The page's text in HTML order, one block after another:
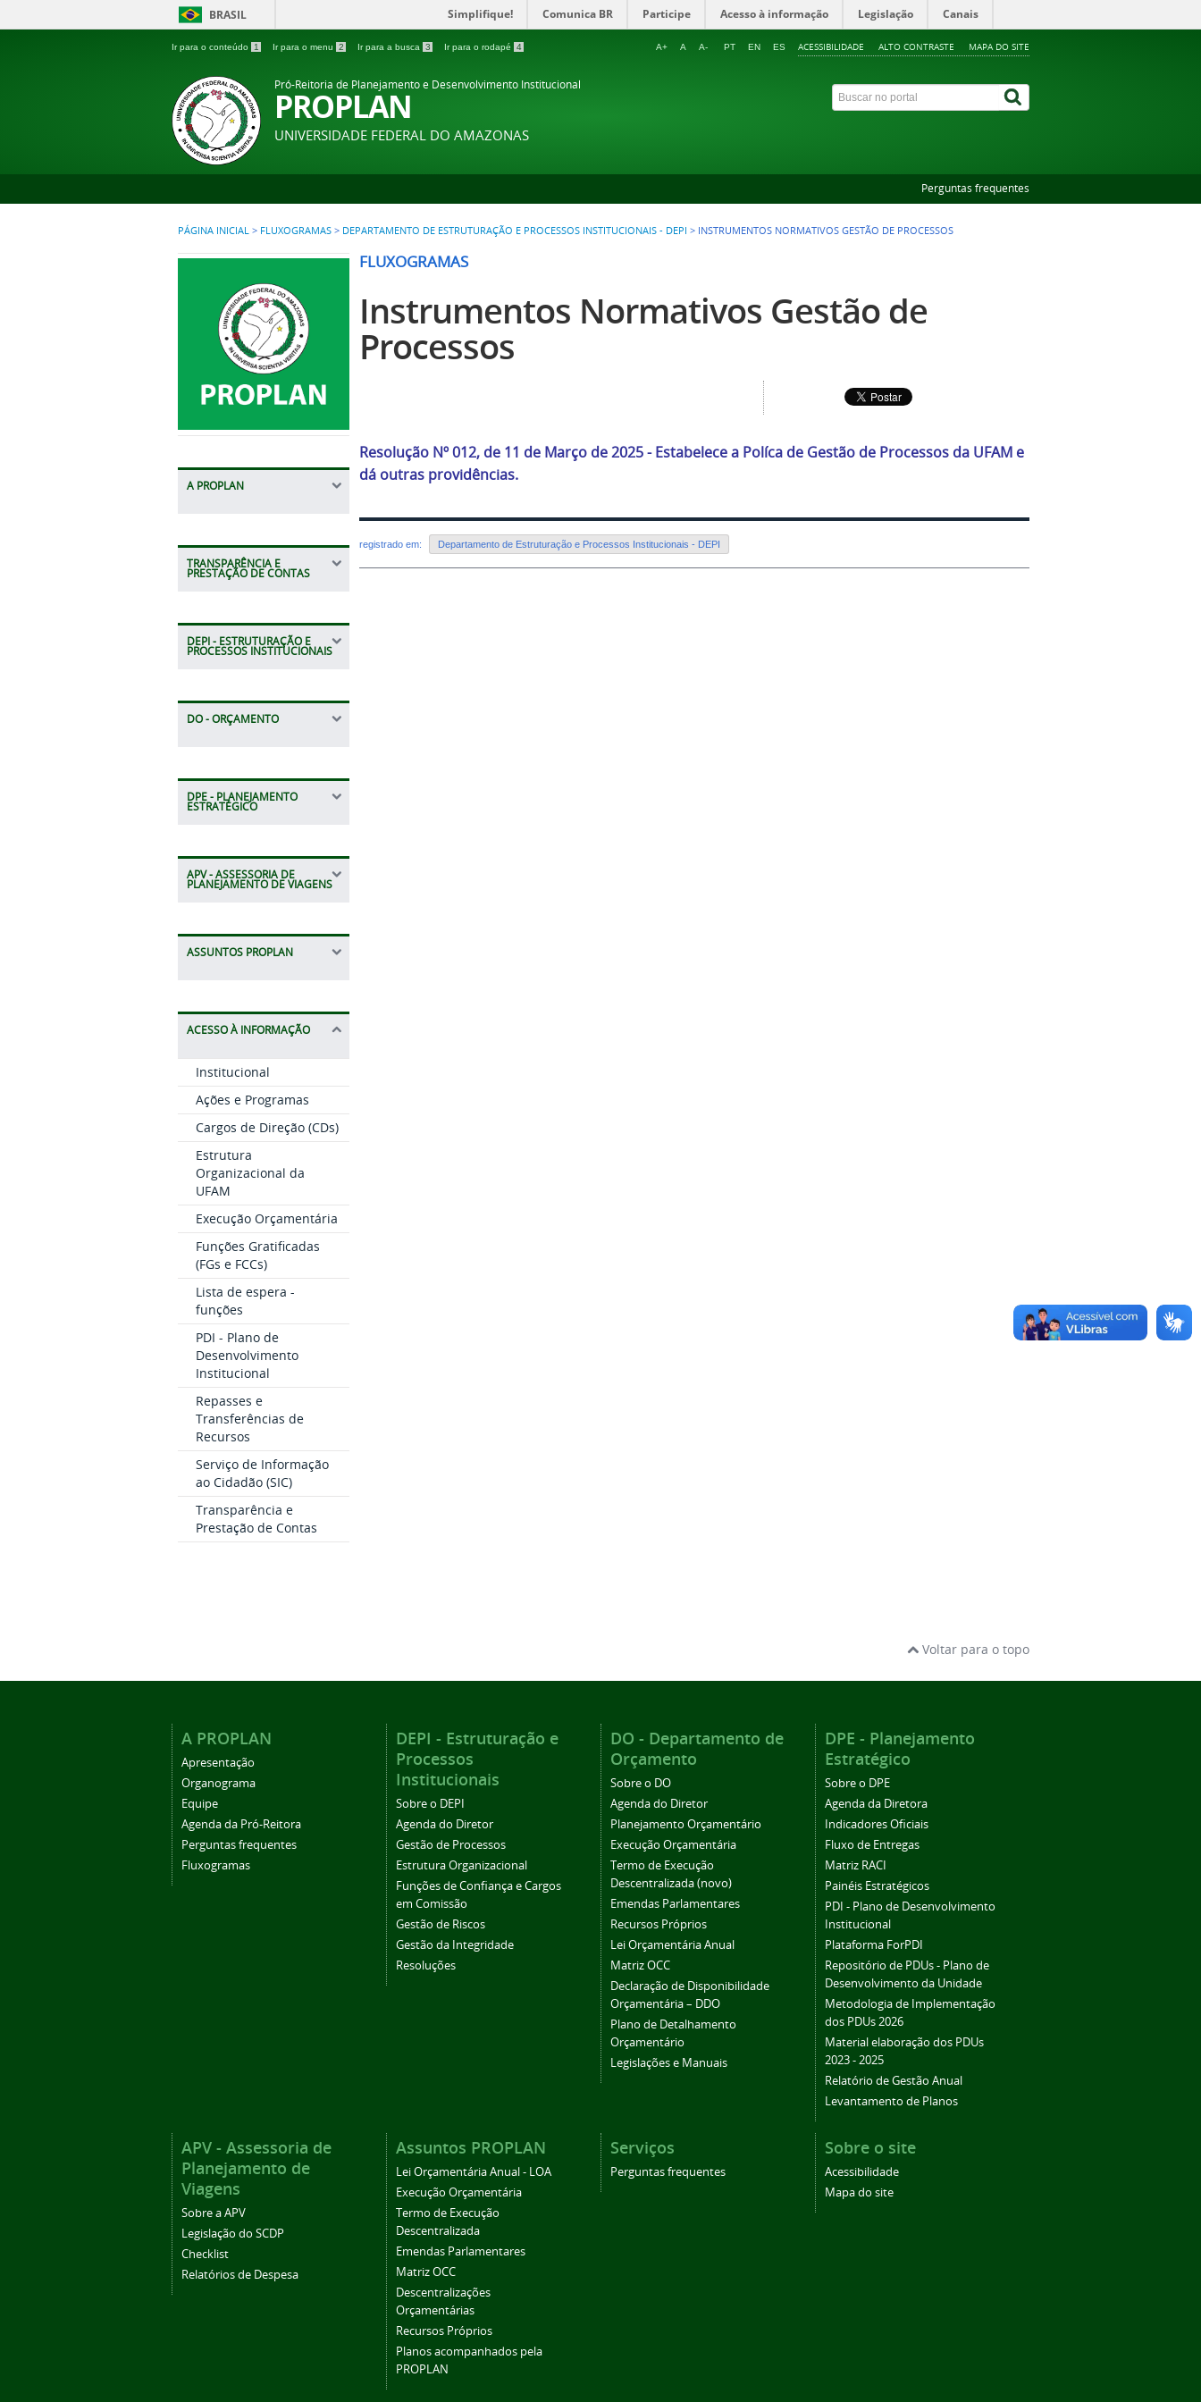
BRASIL Simplifique! Comunica BR Participe Acesso à informação Legislação Canais
Ir para o conteúdo 1 Ir para o menu 2 Ir para a busca 3 Ir para o rodapé 4 ACESSIBILIDADE ALTO CONTRASTE MAPA DO SITE
A+ A A- PT EN ES
Pró-Reitoria de Planejamento e Desenvolvimento Institucional
PROPLAN
UNIVERSIDADE FEDERAL DO AMAZONAS
Perguntas frequentes
PÁGINA INICIAL > FLUXOGRAMAS > DEPARTAMENTO DE ESTRUTURAÇÃO E PROCESSOS INSTITUCIONAIS - DEPI > INSTRUMENTOS NORMATIVOS GESTÃO DE PROCESSOS
A PROPLAN
TRANSPARÊNCIA E
PRESTAÇÃO DE CONTAS
DEPI - ESTRUTURAÇÃO E
PROCESSOS INSTITUCIONAIS
DO - ORÇAMENTO
DPE - PLANEJAMENTO
ESTRATÉGICO
APV - ASSESSORIA DE
PLANEJAMENTO DE VIAGENS
ASSUNTOS PROPLAN
ACESSO À INFORMAÇÃO
Institucional
Ações e Programas
Cargos de Direção (CDs)
Estrutura
Organizacional da
UFAM
Execução Orçamentária
Funções Gratificadas
(FGs e FCCs)
Lista de espera -
funções
PDI - Plano de
Desenvolvimento
Institucional
Repasses e
Transferências de
Recursos
Serviço de Informação
ao Cidadão (SIC)
Transparência e
Prestação de Contas
FLUXOGRAMAS
Instrumentos Normativos Gestão de
Processos
Resolução Nº 012, de 11 de Março de 2025 - Estabelece a Políca de Gestão de Processos da UFAM e
dá outras providências.
registrado em: Departamento de Estruturação e Processos Institucionais - DEPI
Voltar para o topo
A PROPLAN
Apresentação
Organograma
Equipe
Agenda da Pró-Reitora
Perguntas frequentes
Fluxogramas
DEPI - Estruturação e
Processos
Institucionais
Sobre o DEPI
Agenda do Diretor
Gestão de Processos
Estrutura Organizacional
Funções de Confiança e Cargos
em Comissão
Gestão de Riscos
Gestão da Integridade
Resoluções
DO - Departamento de
Orçamento
Sobre o DO
Agenda do Diretor
Planejamento Orçamentário
Execução Orçamentária
Termo de Execução
Descentralizada (novo)
Emendas Parlamentares
Recursos Próprios
Lei Orçamentária Anual
Matriz OCC
Declaração de Disponibilidade
Orçamentária – DDO
Plano de Detalhamento
Orçamentário
Legislações e Manuais
DPE - Planejamento
Estratégico
Sobre o DPE
Agenda da Diretora
Indicadores Oficiais
Fluxo de Entregas
Matriz RACI
Painéis Estratégicos
PDI - Plano de Desenvolvimento
Institucional
Plataforma ForPDI
Repositório de PDUs - Plano de
Desenvolvimento da Unidade
Metodologia de Implementação
dos PDUs 2026
Material elaboração dos PDUs
2023 - 2025
Relatório de Gestão Anual
Levantamento de Planos
APV - Assessoria de
Planejamento de
Viagens
Sobre a APV
Legislação do SCDP
Checklist
Relatórios de Despesa
Assuntos PROPLAN
Lei Orçamentária Anual - LOA
Execução Orçamentária
Termo de Execução
Descentralizada
Emendas Parlamentares
Matriz OCC
Descentralizações
Orçamentárias
Recursos Próprios
Planos acompanhados pela
PROPLAN
Serviços
Perguntas frequentes
Sobre o site
Acessibilidade
Mapa do site